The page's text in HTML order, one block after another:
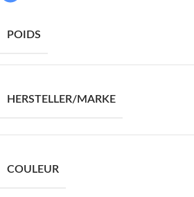
POIDS
HERSTELLER/MARKE
COULEUR